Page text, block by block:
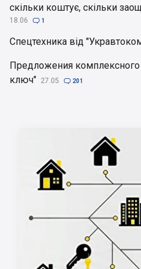
скільки коштує, скільки
18.06  1
Спецтехника від
Предложения
ключ" 27.05  201